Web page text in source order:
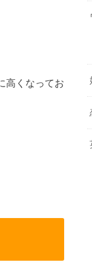
高くなってお